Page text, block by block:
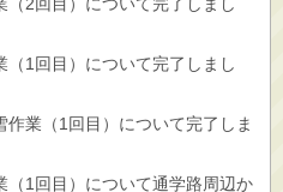
1回目）について完了しまし
業（1回目）について完了しま
（1回目）について通学路周辺か